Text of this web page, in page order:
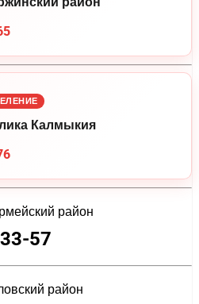
Калмыкия
район
57
район